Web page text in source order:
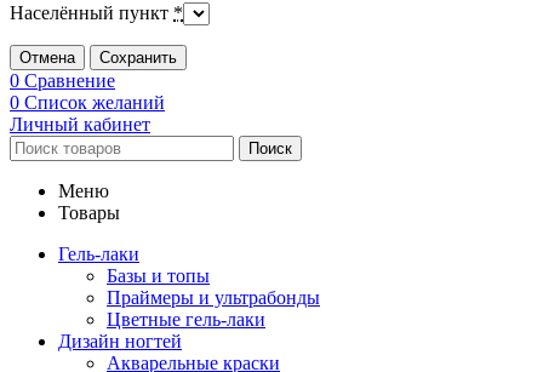
Населённый пункт *
Отмена Сохранить
0 Сравнение
0 Список желаний
Личный кабинет
Поиск
Меню
Товары
Гель-лаки
Базы и топы
Праймеры и ультрабонды
Цветные гель-лаки
Дизайн ногтей
Акварельные краски